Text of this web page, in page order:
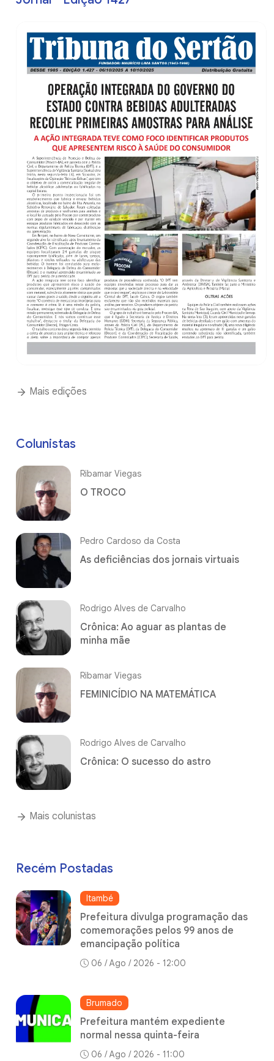
Mais edições
Colunistas
Ribamar Viegas
O TROCO
Pedro Cardoso da Costa
As deficiências dos jornais virtuais
Rodrigo Alves de Carvalho
Crônica: Ao aguar as plantas de
minha mãe
Ribamar Viegas
FEMINICÍDIO NA MATEMÁTICA
Rodrigo Alves de Carvalho
Crônica: O sucesso do astro
Mais colunistas
Recém Postadas
Itambé
Prefeitura divulga programação das
comemorações pelos 99 anos de
emancipação política
06 / Ago / 2026 - 12:00
Brumado
Prefeitura mantém expediente
normal nessa quinta-feira
06 / Ago / 2026 - 11:00